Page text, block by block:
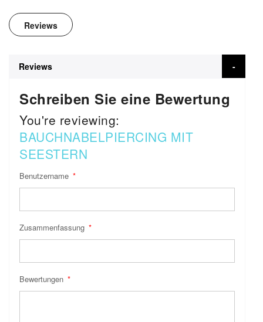
Reviews
Reviews
Schreiben Sie eine Bewertung
You're reviewing:
BAUCHNABELPIERCING MIT
SEESTERN
Benutzername
Zusammenfassung
Bewertungen